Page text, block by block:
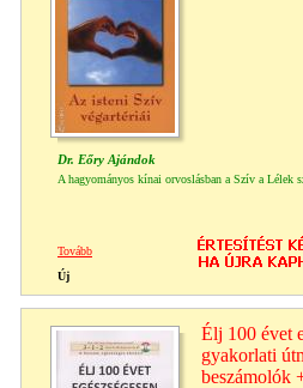
Dr. Eőry Ajándok
A hagyományos kínai orvoslásban a Szív a Lélek
Tovább
Új
Élj 100 évet
gyakorlati
beszámolók